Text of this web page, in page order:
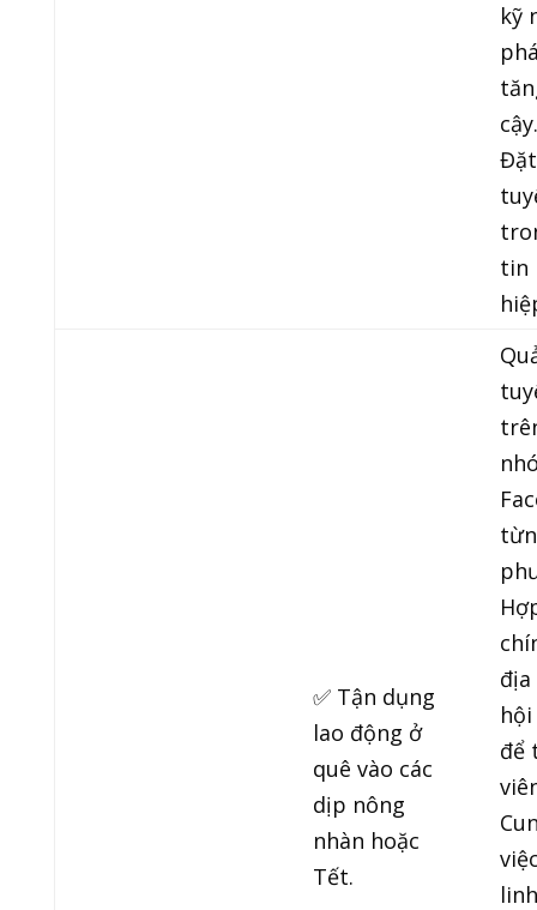
kỹ
cậy.
tin
✅ Tận dụng
lao động ở
quê vào các
dịp nông
nhàn hoặc
Tết.
để